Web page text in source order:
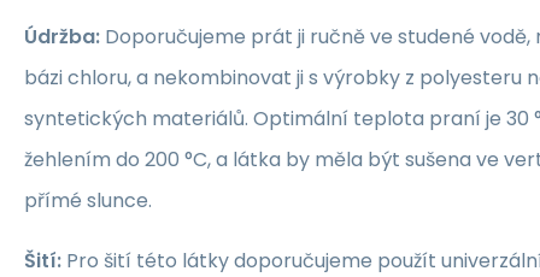
Údržba: Doporučujeme prát ji ručně ve studené
bázi chloru, a nekombinovat ji s výrobky z polyesteru
syntetických materiálů. Optimální teplota praní je 30
žehlením do 200 °C, a látka by měla být sušena ve
přímé slunce.
Šití: Pro šití této látky doporučujeme použít